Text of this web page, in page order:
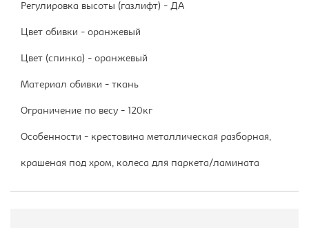
Регулировка высоты (газлифт) - ДА
Цвет обивки - оранжевый
Цвет (спинка) - оранжевый
Материал обивки - ткань
Ограничение по весу - 120кг
Особенности - крестовина металлическая разборная,
крашеная под хром, колеса для паркета/ламината